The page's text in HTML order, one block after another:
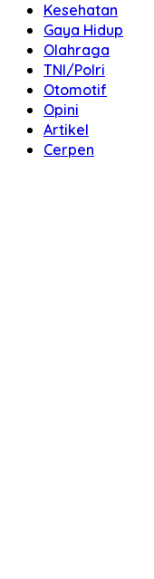
Kesehatan
Gaya Hidup
Olahraga
TNI/Polri
Otomotif
Opini
Artikel
Cerpen